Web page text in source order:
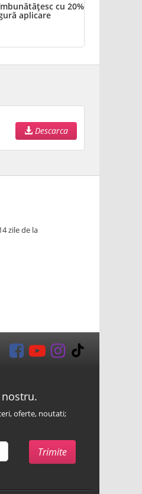
cu 20%
aplicare
Descarca
zile de la
oferte, noutati;